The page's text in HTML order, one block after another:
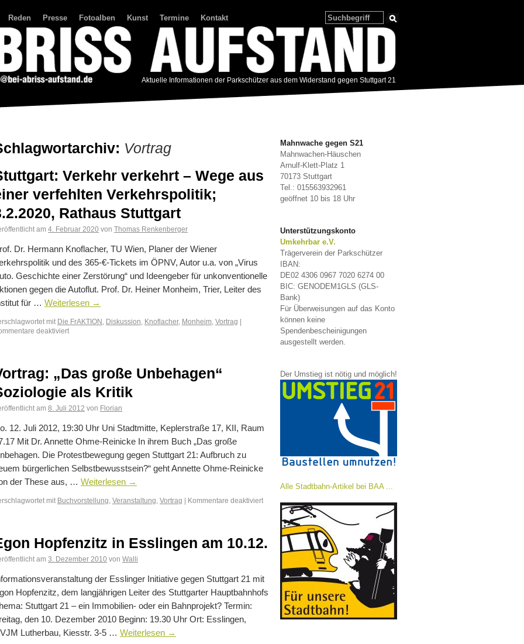
Reden Presse Fotoalben Kunst Termine Kontakt
Aktuelle Informationen der Parkschützer aus dem Widerstand gegen Stuttgart 21
Vortrag
Verkehr verkehrt – Wege aus
verfehlten Verkehrspolitik;
Rathaus Stuttgart
am 4. Februar 2020 von Thomas Renkenberger
Dr. Hermann Knoflacher, TU Wien, Planer der Wiener
und des 365-€-Tickets im ÖPNV, Autor u.a. von „Virus
Geschichte einer Zerstörung“ und Ideengeber für unkonventionelle
gegen die Autoflut. Prof. Dr. Heiner Monheim, Trier, Leiter des
für … Weiterlesen →
mit Die FrAKTION Diskussion Knoflacher, Monheim Vortrag |
deaktiviert
„Das große Unbehagen“
als Kritik
am 8. Juli 2012 von Florian
12. Juli 2012, 19:30 Uhr Uni Stadtmitte, Keplerstraße 17, KII, Raum
Mit Dr. Annette Ohme-Reinicke In ihrem Buch „Das große
Die Protestbewegung gegen Stuttgart 21: Aufbruch zu
bürgerlichen Selbstbewusstsein?“ geht Annette Ohme-Reinicke
der These aus, … Weiterlesen →
mit Buchvorstellung Veranstaltung Vortrag | Kommentare deaktiviert
Hopfenzitz in Esslingen am 10.12.
am 3. Dezember 2010 von Walli
der Esslinger Initiative gegen Stuttgart 21 mit
Hopfenzitz, dem langjährigen Leiter des Stuttgarter Hauptbahnhofs
Stuttgart 21 – ein Immobilien- oder ein Bahnprojekt? Termin:
den 10. Dezember 2010 Beginn: 19.30 Uhr Ort: Esslingen,
Lutherbau, Kiesstr. 3-5 … Weiterlesen →
Mahnwache gegen S21
Mahnwachen-Häuschen
Arnulf-Klett-Platz 1
70173 Stuttgart
Tel.: 015563932961
geöffnet 10 bis 18 Uhr
Unterstützungskonto
Umkehrbar e.V.
Trägerverein der Parkschützer
IBAN:
DE02 4306 0967 7020 6274 00
BIC: GENODEM1GLS (GLS-
Bank)
Für Überweisungen auf das Konto
können keine
Spendenbescheinigungen
ausgestellt werden.
Der Umstieg ist nötig und möglich!
Alle Stadtbahn-Artikel bei BAA ...